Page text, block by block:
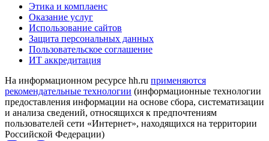
Этика и комплаенс
Оказание услуг
Использование сайтов
Защита персональных данных
Пользовательское соглашение
ИТ аккредитация
На информационном ресурсе hh.ru применяются
рекомендательные технологии (информационные технологии
предоставления информации на основе сбора, систематизации
и анализа сведений, относящихся к предпочтениям
пользователей сети «Интернет», находящихся на территории
Российской Федерации)